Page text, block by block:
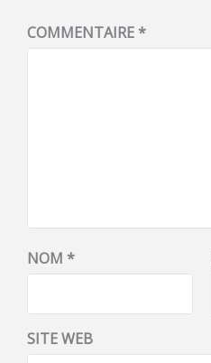
COMMENTAIRE *
NOM *
SITE WEB